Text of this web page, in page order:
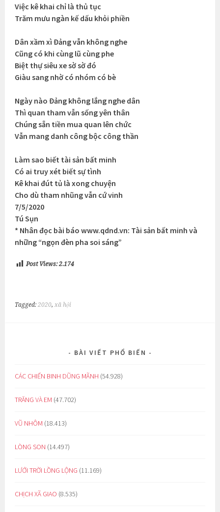
Việc kê khai chỉ là thủ tục
Trăm mưu ngàn kế dấu khỏi phiền
Dân xầm xì Đảng vẫn không nghe
Cũng có khi cùng lũ cùng phe
Biệt thự siêu xe sờ sờ đó
Giàu sang nhờ có nhóm có bè
Ngày nào Đảng không lắng nghe dân
Thì quan tham vẫn sống yên thân
Chúng sẵn tiền mua quan lên chức
Vẫn mang danh công bộc công thần
Làm sao biết tài sản bất minh
Có ai truy xét biết sự tình
Kê khai đút tủ là xong chuyện
Cho dù tham nhũng vẫn cứ vinh
7/5/2020
Tú Sụn
* Nhân đọc bài báo www.qdnd.vn: Tài sản bất minh và
những “ngọn đèn pha soi sáng”
Post Views: 2.174
Tagged:2020,xã hội
BÀI VIẾT PHỔ BIẾN
CÁC CHIẾN BINH DŨNG MÃNH (54.928)
TRĂNG VÀ EM (47.702)
VŨ NHÔM (18.413)
LÒNG SON (14.497)
LƯỚI TRỜI LỒNG LỘNG (11.169)
CHỊCH XÃ GIAO (8.535)